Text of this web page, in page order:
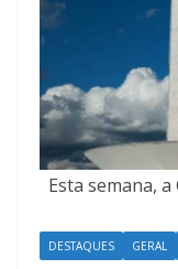
Esta semana, a
DESTAQUES GERAL